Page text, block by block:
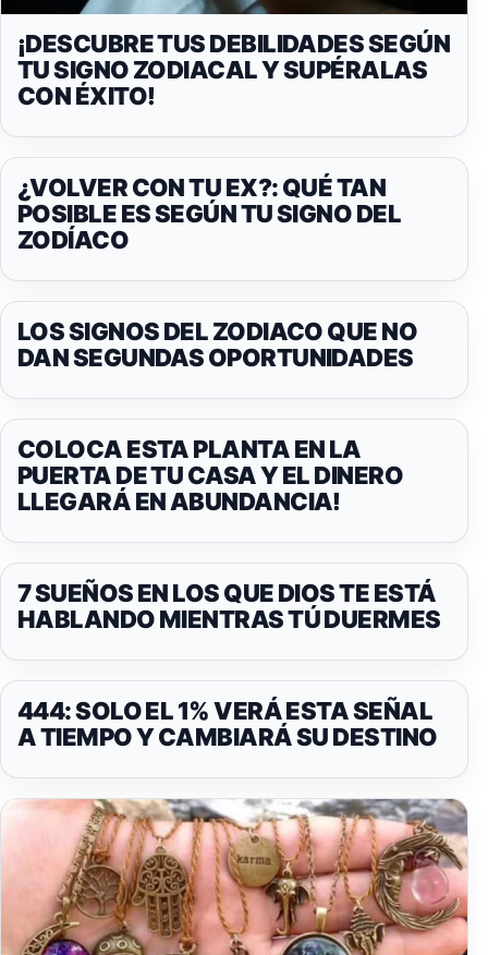
¡DESCUBRE TUS DEBILIDADES SEGÚN
TU SIGNO ZODIACAL Y SUPÉRALAS
CON ÉXITO!
¿VOLVER CON TU EX?: QUÉ TAN
POSIBLE ES SEGÚN TU SIGNO DEL
ZODÍACO
LOS SIGNOS DEL ZODIACO QUE NO
DAN SEGUNDAS OPORTUNIDADES
COLOCA ESTA PLANTA EN LA
PUERTA DE TU CASA Y EL DINERO
LLEGARÁ EN ABUNDANCIA!
7 SUEÑOS EN LOS QUE DIOS TE ESTÁ
HABLANDO MIENTRAS TÚ DUERMES
444: SOLO EL 1% VERÁ ESTA SEÑAL
A TIEMPO Y CAMBIARÁ SU DESTINO